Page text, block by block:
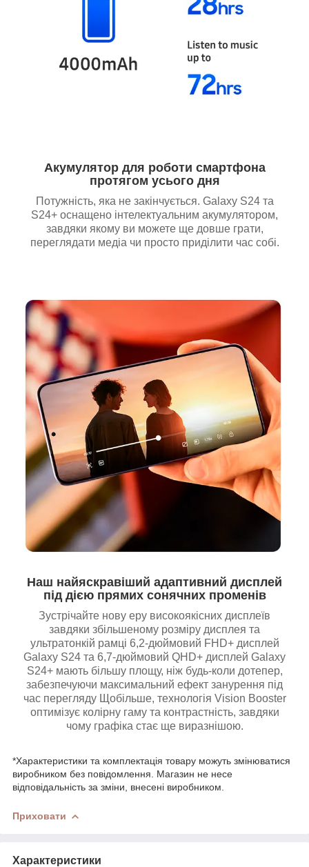
Акумулятор для роботи смартфона
протягом усього дня
Потужність, яка не закінчується. Galaxy S24 та
S24+ оснащено інтелектуальним акумулятором,
завдяки якому ви можете ще довше грати,
переглядати медіа чи просто приділити час собі.
Наш найяскравіший адаптивний дисплей
під дією прямих сонячних променів
Зустрічайте нову еру високоякісних дисплеїв
завдяки збільшеному розміру дисплея та
ультратонкій рамці 6,2-дюймовий FHD+ дисплей
Galaxy S24 та 6,7-дюймовий QHD+ дисплей Galaxy
S24+ мають більшу площу, ніж будь-коли дотепер,
забезпечуючи максимальний ефект занурення під
час перегляду Щобільше, технологія Vision Booster
оптимізує колірну гаму та контрастність, завдяки
чому графіка стає ще виразнішою.
*Характеристики та комплектація товару можуть змінюватися
виробником без повідомлення. Магазин не несе
відповідальність за зміни, внесені виробником.
Приховати
Характеристики